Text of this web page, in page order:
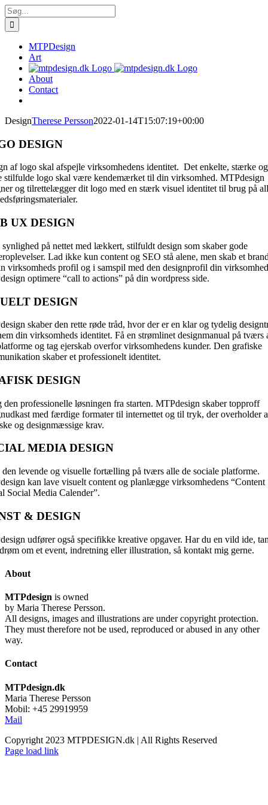
Skip
to
content
Søg
efter:
MTPDesign
Art
About
Contact
DesignTherese Persson2022-01-14T15:07:19+00:00
DESIGN
af logo skal afspejle virksomhedens identitet. Det enkelte, stærke og
stilfulde logo skal være kendemærket til din virksomhed. MTPdesign
og tilrettelægger dit logo med en stærk visuel identitet til brug på
UX DESIGN
synlighed på nettet med lækkert, stilfuldt design som skaber gode
Lad ikke kun content og SEO stå alene, men skab et
virksomheds profil og i samspil med den designprofil din
optimere “call to actions” på din wordpress side.
DESIGN
skaber den rette røde tråd, hvor der er en klar og tydelig
din virksomheds identitet. Få en strømlinet designmanual på tværs
og tag ejerskab overfor virksomhedens kunder. Den grafiske
skaber et professionelt identitet.
DESIGN
professionelle løsningen fra starten. MTPdesign skaber topproff
med færdige formater til internettet og til tryk, der overholder
og designmæssige krav.
MEDIA DESIGN
den levende og visuelle fortælling på tværs alle de sociale platforme.
kan lave visuelt content og planlægge virksomhedens “Content
Social Media Calender”.
& DESIGN
udfører også specifikke kreative opgaver. Har du en vild ide,
om et event, indretning eller illustration, så kontakt mig gerne.
About
MTPdesign is owned
by Maria Therese Persson.
All designs, images and illustrations are under copyright protection.
They must therefore not be used, reproduced or abused in any other
way.
Contact
MTPdesign.dk
Maria Therese Persson
Mobil: +45 29919959
Mail
Copyright 2023 MTPDESIGN.dk | All Rights Reserved
Page load link